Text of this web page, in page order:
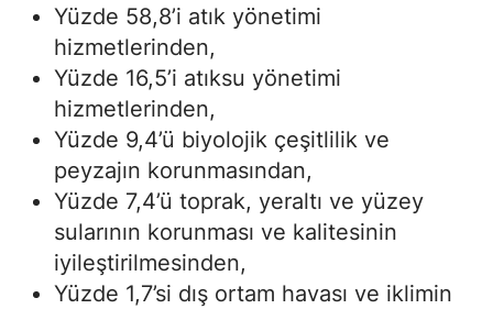
Yüzde 58,8’i atık yönetimi
hizmetlerinden,
Yüzde 16,5’i atıksu yönetimi
hizmetlerinden,
Yüzde 9,4’ü biyolojik çeşitlilik ve
peyzajın korunmasından,
Yüzde 7,4’ü toprak, yeraltı ve yüzey
sularının korunması ve kalitesinin
iyileştirilmesinden,
Yüzde 1,7’si dış ortam havası ve iklimin